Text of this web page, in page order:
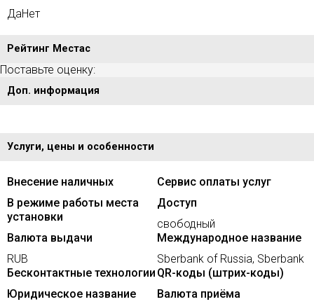
ДаНет
Рейтинг Местас
Поставьте оценку:
Доп. информация
Услуги, цены и особенности
Внесение наличных
Сервис оплаты услуг
В режиме работы места
установки
Доступ
свободный
Валюта выдачи
RUB
Международное название
Sberbank of Russia, Sberbank
Бесконтактные технологии QR-коды (штрих-коды)
Юридическое название
Валюта приёма